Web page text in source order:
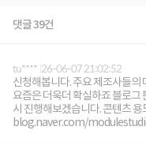
댓글 39건
tu**** 26-06-07 21:02:52
신청해봅니다. 주요 제조사들의
요즘은 더욱더 확실하죠 블로그
시 진행해보겠습니다. 콘텐츠
blog.naver.com/